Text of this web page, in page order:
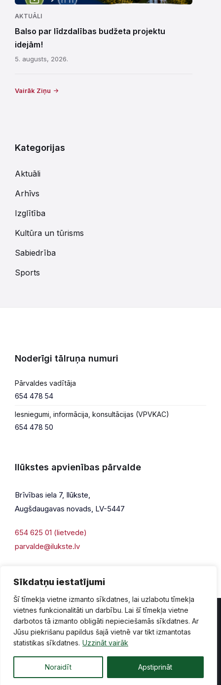
Sīkdatņu iestatījumi
Šī tīmekļa vietne izmanto sīkdatnes, lai uzlabotu tīmekļa
vietnes funkcionalitāti un darbību. Lai šī tīmekļa vietne
darbotos tā izmanto obligāti nepieciešamās sīkdatnes. Ar
Jūsu piekrišanu papildus šajā vietnē var tikt izmantotas
statistikas sīkdatnes. Uzzināt vairāk
Noraidīt Apstiprināt
AKTUĀLI
Balso par līdzdalības budžeta projektu
idejām!
5. augusts, 2026.
Vairāk Ziņu
Kategorijas
Aktuāli
Arhīvs
Izglītība
Kultūra un tūrisms
Sabiedrība
Sports
Noderīgi tālruņa numuri
Pārvaldes vadītāja
654 478 54
Iesniegumi, informācija, konsultācijas (VPVKAC)
654 478 50
Ilūkstes apvienības pārvalde
Brīvības iela 7, Ilūkste,
Augšdaugavas novads, LV-5447
654 625 01 (lietvede)
parvalde@ilukste.lv
Privātuma politika Piekļūstamība
Lapas karte
© 2026 Ilūkste, publicētā satura visas tiesības aizsargātas.